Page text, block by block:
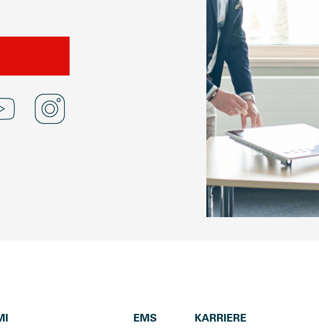
EMS KARRIERE